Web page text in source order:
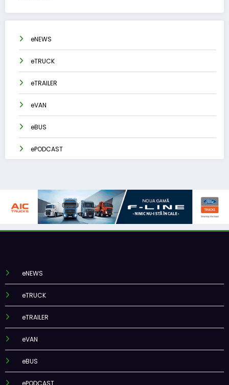
eNEWS
eTRUCK
eTRAILER
eVAN
eBUS
ePODCAST
eNEWS
eTRUCK
eTRAILER
eVAN
eBUS
ePODCAST